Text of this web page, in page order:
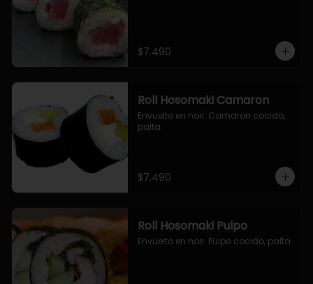
$7.490
Roll Hosomaki Camaron
Envuelto en nori. Camaron cocido,
palta.
$7.490
Roll Hosomaki Pulpo
Envuelto en nori. Pulpo cocido, palta.